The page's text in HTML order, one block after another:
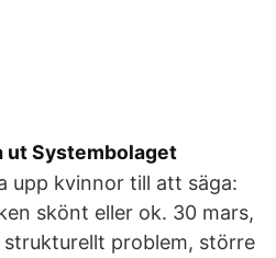
ut Systembolaget
upp kvinnor till att säga:
skönt eller ok. 30 mars,
problem, större